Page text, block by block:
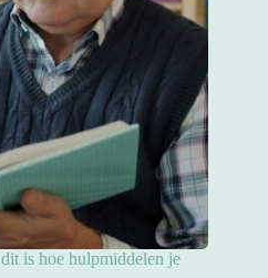
is hoe hulpmiddelen je